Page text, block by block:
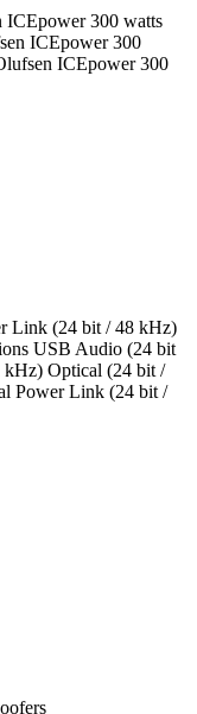
ICEpower 300 watts
ICEpower 300
ICEpower 300
Link (24 bit / 48 kHz)
USB Audio (24 bit
Optical (24 bit /
Power Link (24 bit /